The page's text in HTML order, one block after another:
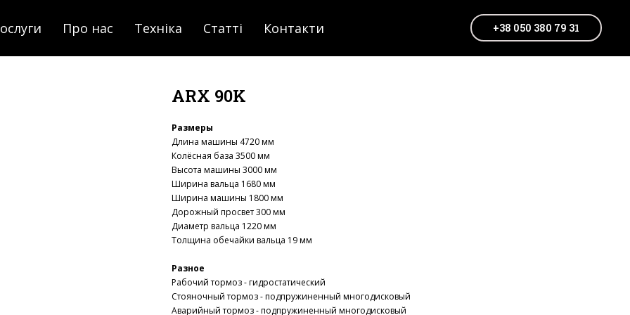
Про нас Техніка Статті Контакти +38 050 380 79 31
ARX 90K
Размеры
Длина машины 4720 мм
Колёсная база 3500 мм
Высота машины 3000 мм
Ширина вальца 1680 мм
Ширина машины 1800 мм
Дорожный просвет 300 мм
Диаметр вальца 1220 мм
Толщина обечайки вальца 19 мм
Разное
Рабочий тормоз - гидростатический
Стояночный тормоз - подпружиненный многодисковый
Аварийный тормоз - подпружиненный многодисковый